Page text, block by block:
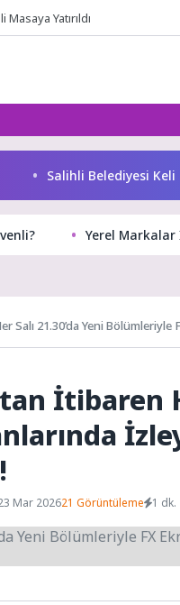
Yatırıldı
Salihli Belediyesi Keli
Yerel Markalar
Salı 21.30’da Yeni
İtibaren
Mar 202621 Görüntüleme 1 dk.